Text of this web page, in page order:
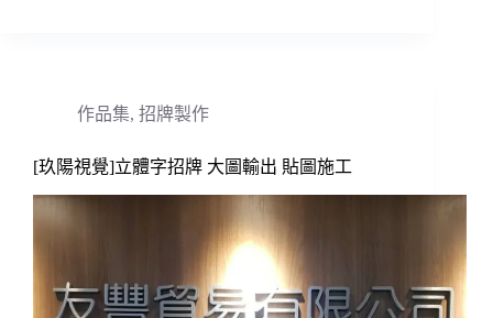
作品集, 招牌製作
[玖陽視覺]立體字招牌 大圖輸出 貼圖施工